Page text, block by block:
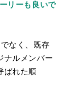
リーも良いで
なく、既存
ナルメンバー
ばれた順